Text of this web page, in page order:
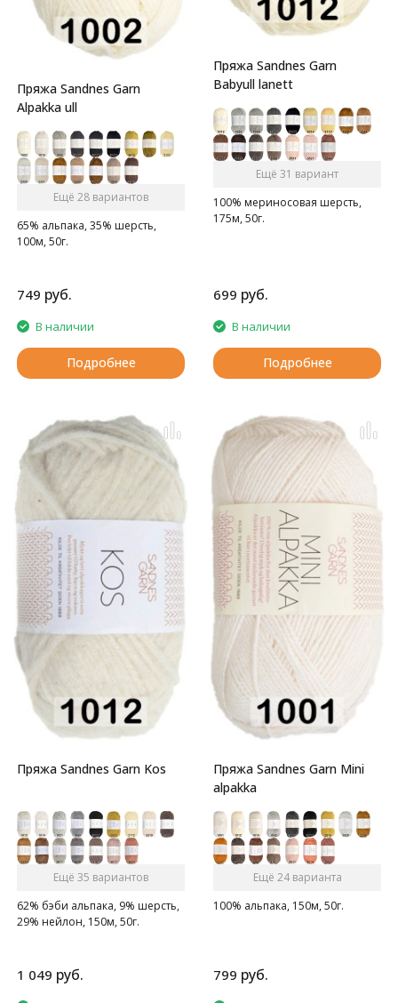
Пряжа Sandnes Garn
Alpakka ull
Ещё 28 вариантов
65% альпака, 35% шерсть,
100м, 50г.
749 руб.
В наличии
Подробнее
Пряжа Sandnes Garn
Babyull lanett
Ещё 31 вариант
100% мериносовая шерсть,
175м, 50г.
699 руб.
В наличии
Подробнее
Пряжа Sandnes Garn Kos
Ещё 35 вариантов
62% бэби альпака, 9% шерсть,
29% нейлон, 150м, 50г.
1 049 руб.
Пряжа Sandnes Garn Mini
alpakka
Ещё 24 варианта
100% альпака, 150м, 50г.
799 руб.